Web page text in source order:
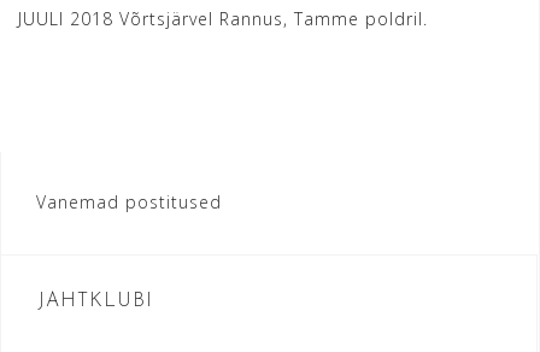
JUULI 2018 Võrtsjärvel Rannus, Tamme poldril.
Navigeerimine
Vanemad postitused
JAHTKLUBI